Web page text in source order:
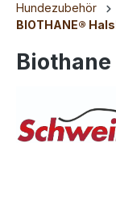
Hundezubehör
BIOTHANE®